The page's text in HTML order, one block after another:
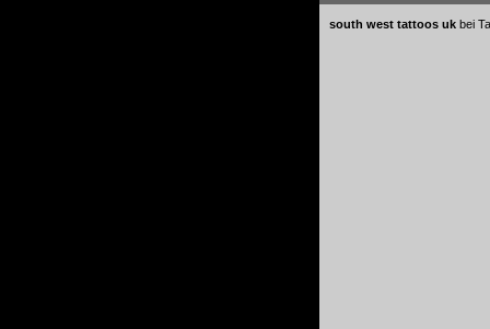
south west tattoos uk bei